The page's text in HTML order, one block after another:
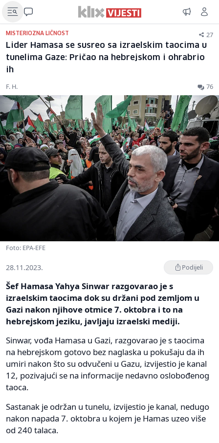
MISTERIOZNA LIČNOST 27
Lider Hamasa se susreo sa izraelskim taocima u
tunelima Gaze: Pričao na hebrejskom i ohrabrio
ih
F. H. 76
Foto: EPA-EFE
28.11.2023. Podijeli
Šef Hamasa Yahya Sinwar razgovarao je s
izraelskim taocima dok su držani pod zemljom u
Gazi nakon njihove otmice 7. oktobra i to na
hebrejskom jeziku, javljaju izraelski mediji.
Sinwar, vođa Hamasa u Gazi, razgovarao je s taocima
na hebrejskom gotovo bez naglaska u pokušaju da ih
umiri nakon što su odvučeni u Gazu, izvijestio je kanal
12, pozivajući se na informacije nedavno oslobođenog
taoca.
Sastanak je održan u tunelu, izvijestio je kanal, nedugo
nakon napada 7. oktobra u kojem je Hamas uzeo više
od 240 talaca.